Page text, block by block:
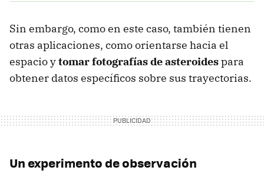
Sin embargo, como en este caso, también tienen
otras aplicaciones, como orientarse hacia el
espacio ytomar fotografías de asteroidespara
obtener datos específicos sobre sus trayectorias.
Un experimento de observación